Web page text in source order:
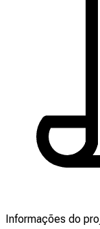
Informações do